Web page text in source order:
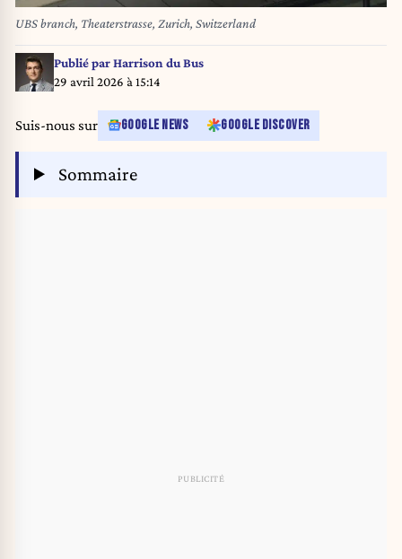
UBS branch, Theaterstrasse, Zurich, Switzerland
Publié parHarrison du Bus
29 avril 2026 à 15:14
Suis-nous sur GOOGLE NEWS GOOGLE DISCOVER
Sommaire